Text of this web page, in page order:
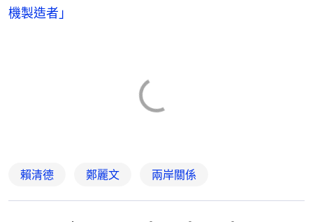
機製造者」
賴清德 鄭麗文 兩岸關係